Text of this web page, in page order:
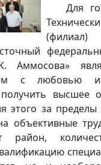
Для
Аммосова»
с любовью
высшее
этого за пределы
объективные
район,